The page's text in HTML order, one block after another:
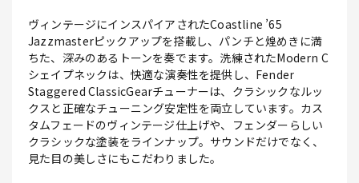
ヴィンテージにインスパイアされたCoastline ’65
Jazzmasterピックアップを搭載し、パンチと煌めきに満
ちた、深みのあるトーンを奏でます。洗練されたModern C
シェイプネックは、快適な演奏性を提供し、Fender
Staggered ClassicGearチューナーは、クラシックなルッ
クスと正確なチューニング安定性を両立しています。カス
タムフェードのヴィンテージ仕上げや、フェンダーらしい
クラシックな塗装をラインナップ。サウンドだけでなく、
見た目の美しさにもこだわりました。